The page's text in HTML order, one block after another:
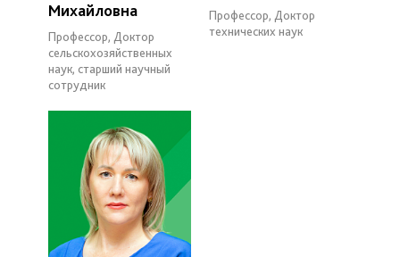
Михайловна
Профессор, Доктор
сельскохозяйственных
наук, старший научный
сотрудник
Профессор, Доктор
технических наук